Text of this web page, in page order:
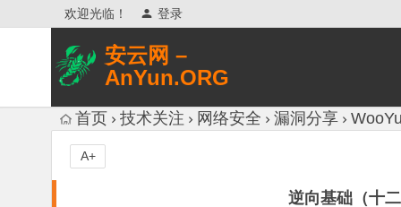
欢迎光临！ 登录
安云网 –
AnYun.ORG
网络安全研究、网络各种猎奇八卦。
首页 技术关注 网络安全 漏洞分享
逆向基础（十
A+